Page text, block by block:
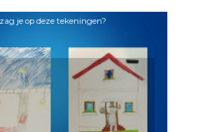
je op deze tekeningen?